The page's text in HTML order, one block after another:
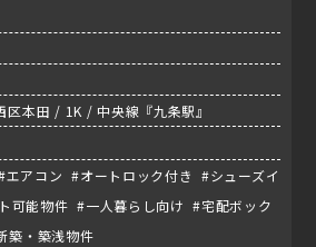
本田 / 1K / 中央線『九条駅』
アコン #オートロック付き #シューズイ
可能物件 #一人暮らし向け #宅配ボック
築・築浅物件